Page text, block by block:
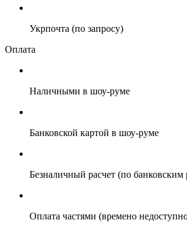
Укрпочта (по запросу)
Оплата
Наличными в шоу-руме
Банковской картой в шоу-руме
Безналичный расчет (по банковским
Оплата частями (времено